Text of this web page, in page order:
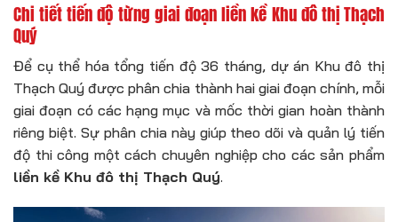
Chi tiết tiến độ từng giai đoạn liền kề Khu đô thị Thạch
Quý
Để cụ thể hóa tổng tiến độ 36 tháng, dự án Khu đô thị
Thạch Quý được phân chia thành hai giai đoạn chính, mỗi
giai đoạn có các hạng mục và mốc thời gian hoàn thành
riêng biệt. Sự phân chia này giúp theo dõi và quản lý tiến
độ thi công một cách chuyên nghiệp cho các sản phẩm
liền kề Khu đô thị Thạch Quý.